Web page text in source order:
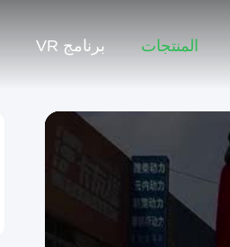
المنتجات برنامج VR